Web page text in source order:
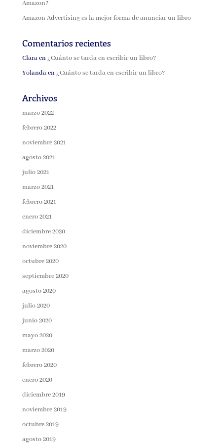
Amazon?
Amazon Advertising es la mejor forma de anunciar un libro
Comentarios recientes
Claraen¿Cuánto se tarda en escribir un libro?
Yolandaen¿Cuánto se tarda en escribir un libro?
Archivos
marzo 2022
febrero 2022
noviembre 2021
agosto 2021
julio 2021
marzo 2021
febrero 2021
enero 2021
diciembre 2020
noviembre 2020
octubre 2020
septiembre 2020
agosto 2020
julio 2020
junio 2020
mayo 2020
marzo 2020
febrero 2020
enero 2020
diciembre 2019
noviembre 2019
octubre 2019
agosto 2019